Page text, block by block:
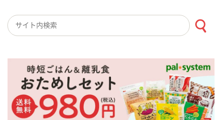
検索キーワード入力